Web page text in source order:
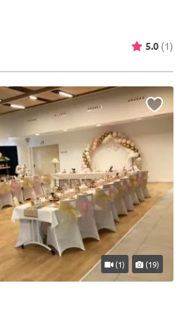
5.0 (1)
(1) (19)